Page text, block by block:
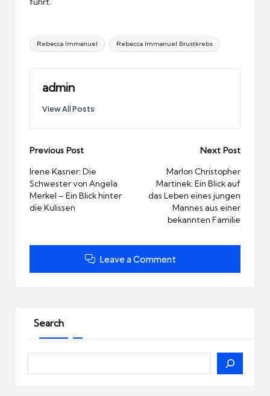
Tags:
Rebecca Immanuel Rebecca Immanuel Brustkrebs
admin
View All Posts
Post
navigation
Previous Post
Irene Kasner: Die
Schwester von Angela
Merkel – Ein Blick hinter
die Kulissen
Next Post
Marlon Christopher
Martinek: Ein Blick auf
das Leben eines jungen
Mannes aus einer
bekannten Familie
Leave a Comment
Search